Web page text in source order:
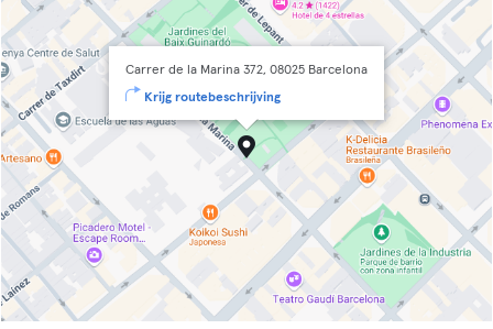
Carrer de la Marina 372, 08025 Barcelona
Krijg routebeschrijving